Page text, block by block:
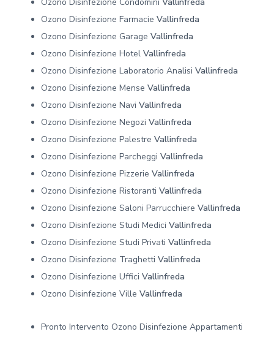
Ozono Disinfezione Farmacie Vallinfreda
Ozono Disinfezione Garage Vallinfreda
Ozono Disinfezione Hotel Vallinfreda
Ozono Disinfezione Laboratorio Analisi Vallinfreda
Ozono Disinfezione Mense Vallinfreda
Ozono Disinfezione Navi Vallinfreda
Ozono Disinfezione Negozi Vallinfreda
Ozono Disinfezione Palestre Vallinfreda
Ozono Disinfezione Parcheggi Vallinfreda
Ozono Disinfezione Pizzerie Vallinfreda
Ozono Disinfezione Ristoranti Vallinfreda
Ozono Disinfezione Saloni Parrucchiere Vallinfreda
Ozono Disinfezione Studi Medici Vallinfreda
Ozono Disinfezione Studi Privati Vallinfreda
Ozono Disinfezione Traghetti Vallinfreda
Ozono Disinfezione Uffici Vallinfreda
Ozono Disinfezione Ville Vallinfreda
Pronto Intervento Ozono Disinfezione Appartamenti